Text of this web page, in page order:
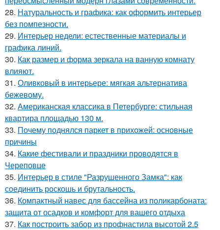
28. Натуральность и графика: как оформить интерьер
без помпезности.
29. Интерьер недели: естественные материалы и
графика линий.
30. Как размер и форма зеркала на ванную комнату
влияют.
31. Оливковый в интерьере: мягкая альтернатива
бежевому.
32. Американская классика в Петербурге: стильная
квартира площадью 130 м.
33. Почему поднялся паркет в прихожей: основные
причины
34. Какие фестивали и праздники проводятся в
Череповце
35. Интерьер в стиле "Разрушенного Замка": как
соединить роскошь и брутальность.
36. Компактный навес для бассейна из поликарбоната:
защита от осадков и комфорт для вашего отдыха
37. Как построить забор из профнастила высотой 2.5